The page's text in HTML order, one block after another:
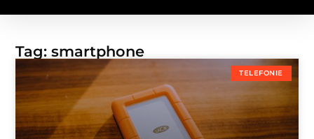
Tag: smartphone
TELEFONIE